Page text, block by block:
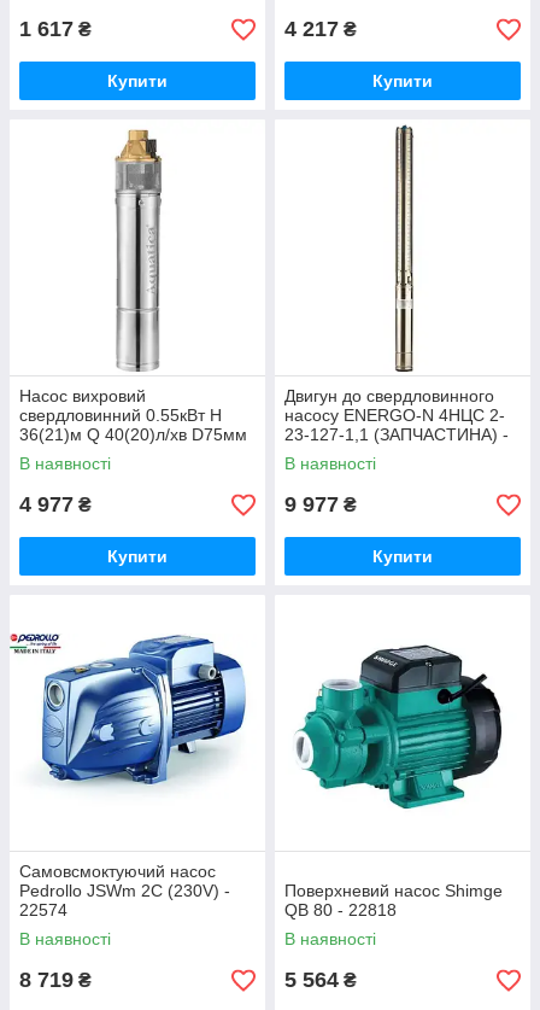
1 617 ₴
Купити
4 217 ₴
Купити
Насос вихровий
свердловинний 0.55кВт H
36(21)м Q 40(20)л/хв D75мм
AQUATICA (DONGYIN)
3SKm75 (777301) - 20051
В наявності
4 977 ₴
Купити
Двигун до свердловинного
насосу ENERGO-N 4НЦС 2-
23-127-1,1 (ЗАПЧАСТИНА) -
22561
В наявності
9 977 ₴
Купити
Самовсмоктуючий насос
Pedrollo JSWm 2C (230V) -
22574
В наявності
8 719 ₴
Поверхневий насос Shimge
QB 80 - 22818
В наявності
5 564 ₴